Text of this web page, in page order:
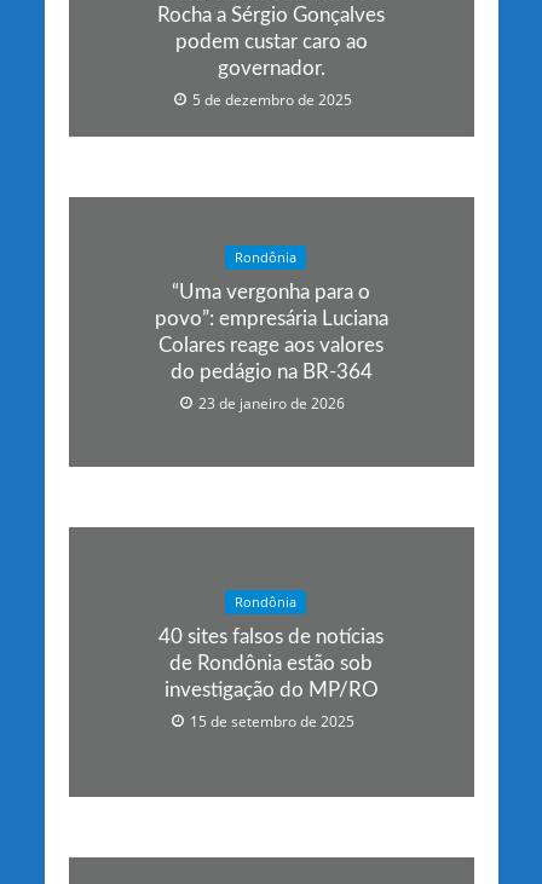
Rocha a Sérgio Gonçalves
podem custar caro ao
governador.
5 de dezembro de 2025
Rondônia
“Uma vergonha para o
povo”: empresária Luciana
Colares reage aos valores
do pedágio na BR-364
23 de janeiro de 2026
Rondônia
40 sites falsos de notícias
de Rondônia estão sob
investigação do MP/RO
15 de setembro de 2025